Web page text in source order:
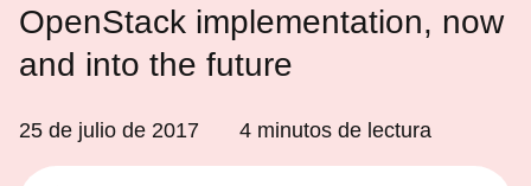
OpenStack implementation, now
and into the future
25 de julio de 2017 4 minutos de lectura